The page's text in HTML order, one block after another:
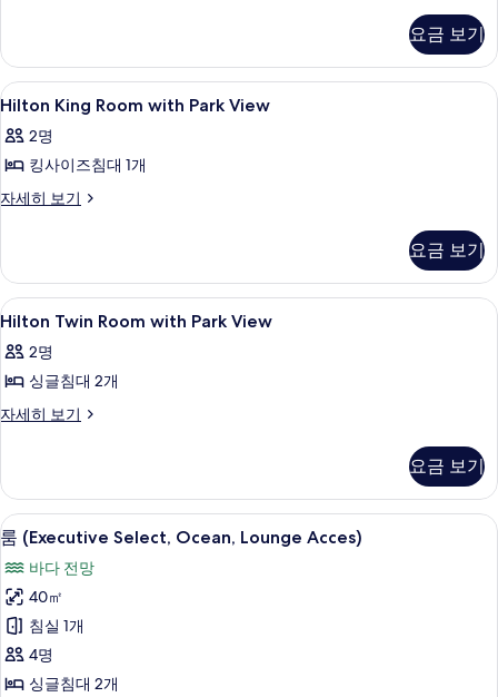
진
모
두
보
기
Ocean
View
자
히
보
요금 보기
Hilton
King
Room
with
Park
진
모
두
보
기
객실 내 금고, 책상, 암막 커튼, 방음 설비
4
Hilton King Room with Park View
2명
킹사이즈침대 1개
자세히 보기
Hilton
Park
View
자
히
보
요금 보기
Hilton
Twin
Room
with
Park
진
모
두
보
기
객실 내 금고, 책상, 암막 커튼, 방음 설비
4
Hilton Twin Room with Park View
2명
싱글침대 2개
자세히 보기
Hilton
Park
View
자
세
히
보
기
요금 보기
룸
(Executive
Select,
Ocean,
Lounge
Acces)
사
룸 (Executive Select, Ocean, Lounge
19
룸 (Executive Select, Ocean, Lounge Acces)
바다 전망
40㎡
침실 1개
4명
싱글침대 2개